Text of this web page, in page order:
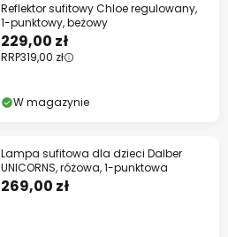
Reflektor sufitowy Chloe regulowany,
1-punktowy, beżowy
229,00 zł
RRP319,00 zł
W magazynie
Lampa sufitowa dla dzieci Dalber
UNICORNS, różowa, 1-punktowa
269,00 zł